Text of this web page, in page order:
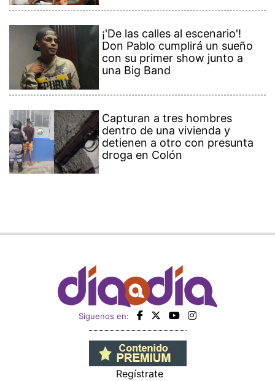
¡'De las calles al escenario'!
Don Pablo cumplirá un sueño
con su primer show junto a
una Big Band
Capturan a tres hombres
dentro de una vivienda y
detienen a otro con presunta
droga en Colón
Siguenos en:
Regístrate